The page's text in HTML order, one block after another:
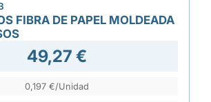
FIBRA DE PAPEL MOLDEADA
49,27 €
0,197 €/Unidad